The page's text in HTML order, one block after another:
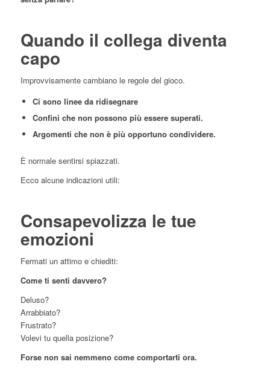
Quando il collega diventa
capo
Improvvisamente cambiano le regole del gioco.
Ci sono linee da ridisegnare
Confini che non possono più essere superati.
Argomenti che non è più opportuno condividere.
È normale sentirsi spiazzati.
Ecco alcune indicazioni utili:
Consapevolizza le tue
emozioni
Fermati un attimo e chiediti:
Come ti senti davvero?
Deluso?
Arrabbiato?
Frustrato?
Volevi tu quella posizione?
Forse non sai nemmeno come comportarti ora.